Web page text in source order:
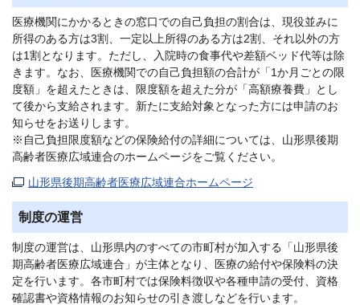
医療機関にかかるときの窓口での自己負担の割合は、現役並みに
所得のある方は3割、一定以上所得のある方は2割、それ以外の方
は1割となります。ただし、入院時の食事代や差額ベッド代等は除
きます。なお、医療機関での自己負担額の合計が「1か月ごとの限
度額」を超えたときは、限度額を超えた分が「高額療養費」とし
て後から支給されます。新たに支給対象となった方には申請のお
知らせをお送りします。
※自己負担限度額などの保険給付の詳細については、山形県後期
高齢者医療広域連合のホームページをご覧ください。
山形県後期高齢者医療広域連合ホームページ
制度の運営
制度の運営は、山形県内のすべての市町村が加入する「山形県後
期高齢者医療広域連合」が主体となり、医療の給付や保険料の決
定を行います。各市町村では保険料徴収や各種申請の受付、資格
確認書や資格情報のお知らせの引き渡しなどを行います。